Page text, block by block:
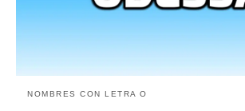
NOMBRES CON LETRA O